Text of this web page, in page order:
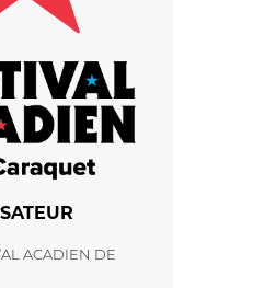
ACADIEN DE